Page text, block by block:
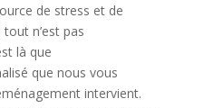
de stress et de
n’est pas
là que
que nous vous
intervient.